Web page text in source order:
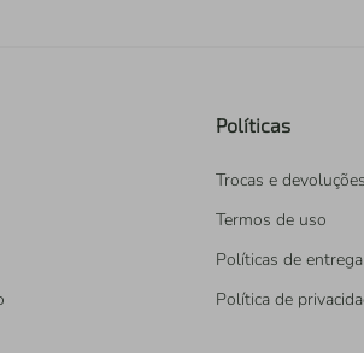
Políticas
Trocas e devoluções
Termos de uso
Políticas de entrega
Política de